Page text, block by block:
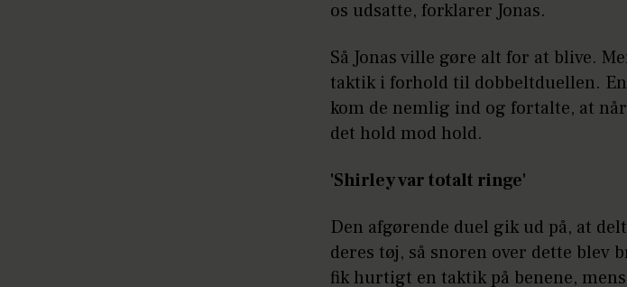
os udsatte, forklarer Jonas.
Så Jonas ville gøre alt for at blive.
taktik i forhold til dobbeltduellen.
kom de nemlig ind og fortalte, at
det hold mod hold.
'Shirley var totalt ringe'
Den afgørende duel gik ud på, at
deres tøj, så snoren over dette blev
fik hurtigt en taktik på benene,